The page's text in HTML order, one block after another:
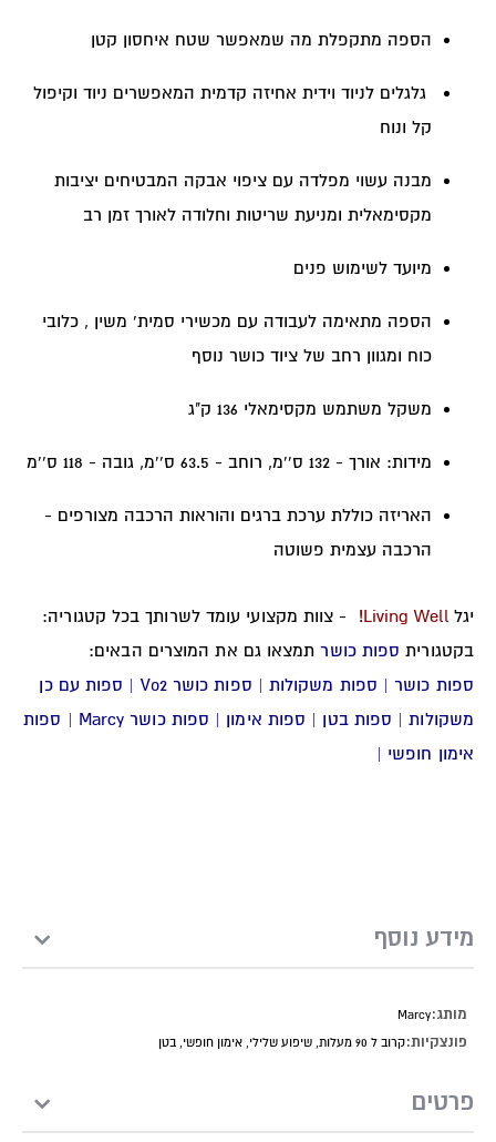
הספה מתקפלת מה שמאפשר שטח איחסון קטן
גלגלים לניוד וידית אחיזה קדמית המאפשרים ניוד וקיפול
קל ונוח
מבנה עשוי מפלדה עם ציפוי אבקה המבטיחים יציבות
מקסימאלית ומניעת שריטות וחלודה לאורך זמן רב
מיועד לשימוש פנים
הספה מתאימה לעבודה עם מכשירי סמית' משין , כלובי
כוח ומגוון רחב של ציוד כושר נוסף
משקל משתמש מקסימאלי 136 ק"ג
מידות: אורך - 132 ס''מ, רוחב - 63.5 ס''מ, גובה - 118 ס''מ
האריזה כוללת ערכת ברגים והוראות הרכבה מצורפים -
הרכבה עצמית פשוטה
יגלLiving Well!
- צוות מקצועי עומד לשרותך בכל קטגוריה:
בקטגורית ספות כושר תמצאו גם את המוצרים הבאים:
ספות כושר| ספות משקולות | ספות כושר Vo2 | ספות עם כן
משקולות| ספות בטן | ספות אימון | ספות כושר Marcy | ספות
אימון חופשי |
מידע נוסף
מידע
נוסף
Marcy
קרוב ל 90 מעלות, שיפוע שלילי, אימון חופשי, בטן
פרטים